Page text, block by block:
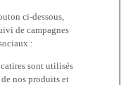
ci-dessous,
de campagnes
:
sont utilisés
nos produits et